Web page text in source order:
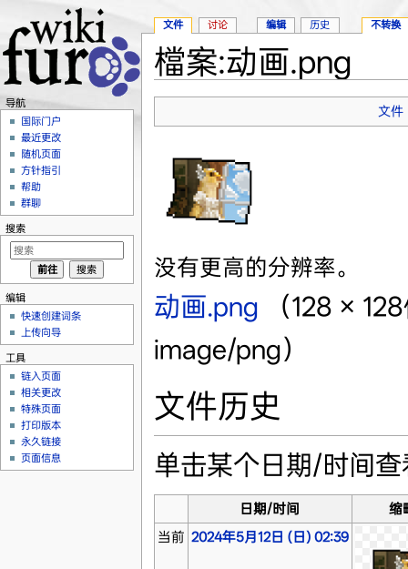
檔案:动画.png
文件
没有更高的分辨率。
动画.png
（128 ×
image/png）
文件历史
单击某个日期/时间
日期/时间
缩
当前 2024年5月12日 (日) 02:39
文件 讨论 编辑 历史 不转换
导航
国际门户
最近更改
随机页面
方针指引
帮助
群聊
搜索
编辑
快速创建词条
上传向导
工具
链入页面
相关更改
特殊页面
打印版本
永久链接
页面信息